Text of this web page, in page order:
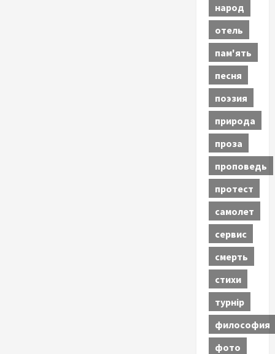
народ
отель
пам'ять
песня
поэзия
природа
проза
проповедь
протест
самолет
сервис
смерть
стихи
турнір
философия
фото